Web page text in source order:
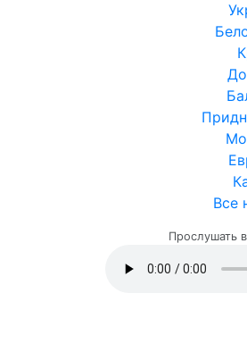
Все
Прослушать